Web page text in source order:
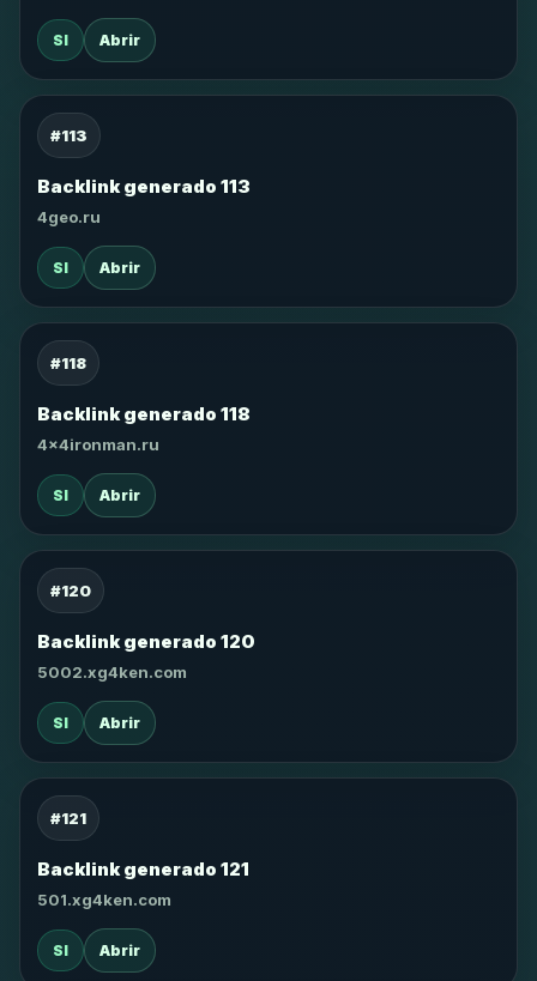
SI Abrir
#113
Backlink generado 113
4geo.ru
SI Abrir
#118
Backlink generado 118
4x4ironman.ru
SI Abrir
#120
Backlink generado 120
5002.xg4ken.com
SI Abrir
#121
Backlink generado 121
501.xg4ken.com
SI Abrir